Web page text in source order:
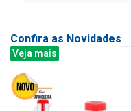
Confira as Novidades
Veja mais